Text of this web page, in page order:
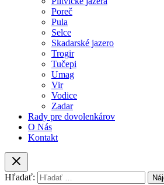
Poreč
Pula
Selce
Skadarské jazero
Trogir
Tučepi
Umag
Vir
Vodice
Zadar
Rady pre dovolenkárov
O Nás
Kontakt
Hľadať: